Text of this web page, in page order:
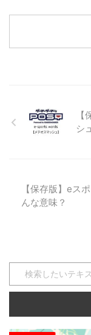
スレジェンズ）、『
様々なタイトル、ジャ
ー ...
シ
【保存版】eス
んな意味？